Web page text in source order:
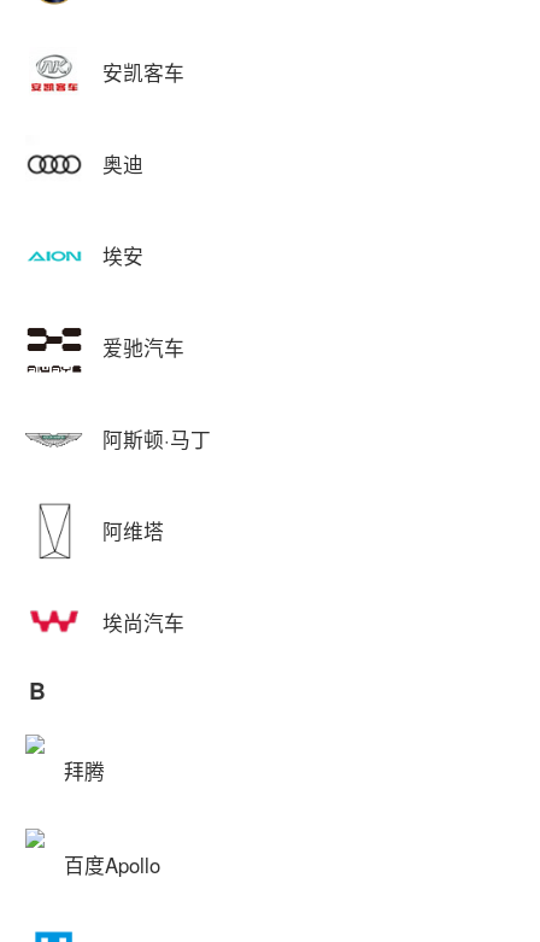
安凯客车
奥迪
埃安
爱驰汽车
阿斯顿·马丁
阿维塔
埃尚汽车
B
拜腾
百度Apollo